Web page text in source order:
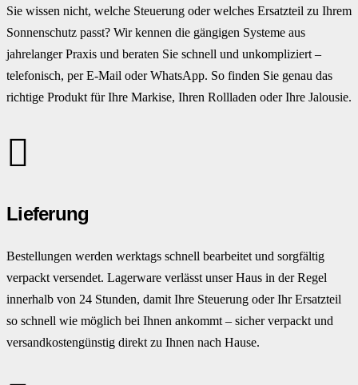
Sie wissen nicht, welche Steuerung oder welches Ersatzteil zu Ihrem
Sonnenschutz passt? Wir kennen die gängigen Systeme aus
jahrelanger Praxis und beraten Sie schnell und unkompliziert –
telefonisch, per E-Mail oder WhatsApp. So finden Sie genau das
richtige Produkt für Ihre Markise, Ihren Rollladen oder Ihre Jalousie.
Lieferung
Bestellungen werden werktags schnell bearbeitet und sorgfältig
verpackt versendet. Lagerware verlässt unser Haus in der Regel
innerhalb von 24 Stunden, damit Ihre Steuerung oder Ihr Ersatzteil
so schnell wie möglich bei Ihnen ankommt – sicher verpackt und
versandkostengünstig direkt zu Ihnen nach Hause.